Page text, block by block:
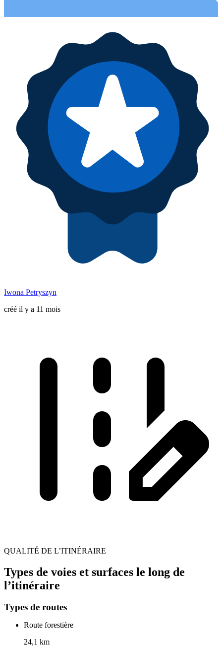
Iwona Petryszyn
créé il y a 11 mois
QUALITÉ DE L’ITINÉRAIRE
Types de voies et surfaces le long de
l’itinéraire
Types de routes
Route forestière
24,1 km